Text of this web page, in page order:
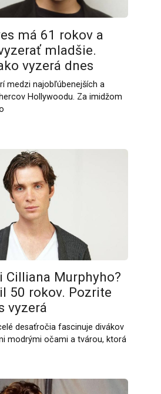
má 61 rokov a
mladšie.
vyzerá dnes
medzi najobľúbenejších a
Hollywoodu. Za imidžom
Cilliana Murphyho?
50 rokov. Pozrite
vyzerá
desaťročia fascinuje divákov
modrými očami a tvárou, ktorá